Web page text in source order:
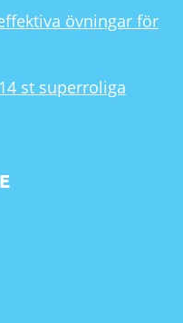
övningar för
st superroliga